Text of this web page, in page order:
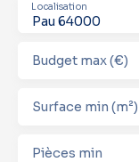
Pau 64000
Localisation
Budget max (€)
Surface min (m²)
Pièces min